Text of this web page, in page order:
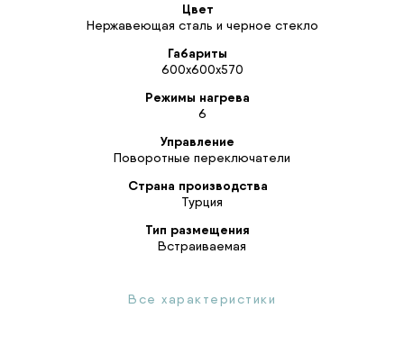
Цвет
Нержавеющая сталь и черное стекло
Габариты
600x600x570
Режимы нагрева
6
Управление
Поворотные переключатели
Страна производства
Турция
Тип размещения
Встраиваемая
Все характеристики